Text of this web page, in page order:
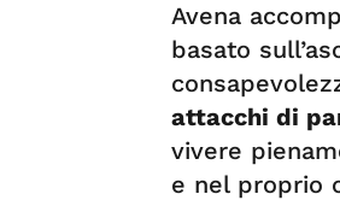
Avena
basato
attacchi di
vivere
e nel proprio